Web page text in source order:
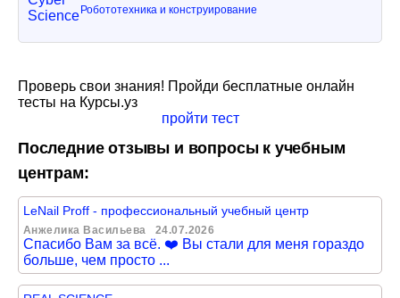
Робототехника и конструирование
Проверь свои знания! Пройди бесплатные онлайн
тесты на Курсы.уз
пройти тест
Последние отзывы и вопросы к учебным
центрам:
LeNail Proff - профессиональный учебный центр
Анжелика Васильева 24.07.2026
Спасибо Вам за всё. ❤️ Вы стали для меня гораздо
больше, чем просто ...